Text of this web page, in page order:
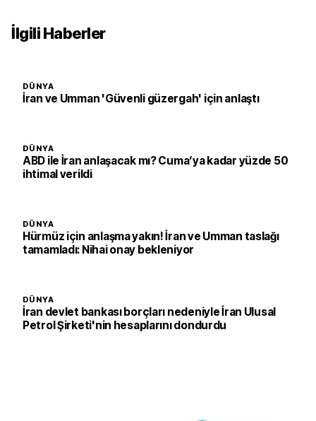
İlgili Haberler
DÜNYA
İran ve Umman 'Güvenli güzergah' için anlaştı
DÜNYA
ABD ile İran anlaşacak mı? Cuma’ya kadar yüzde 50
ihtimal verildi
DÜNYA
Hürmüz için anlaşma yakın! İran ve Umman taslağı
tamamladı: Nihai onay bekleniyor
DÜNYA
İran devlet bankası borçları nedeniyle İran Ulusal
Petrol Şirketi'nin hesaplarını dondurdu